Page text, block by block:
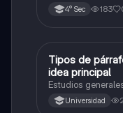
4° Sec 183
Computación e
Tipos de
idea principal
Estudios
Universidad